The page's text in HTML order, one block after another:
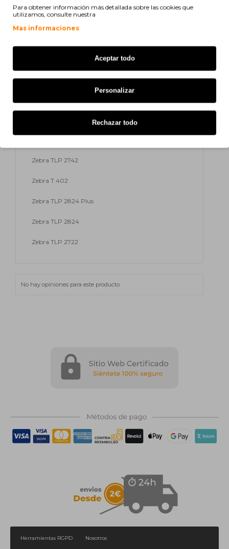
Zebra TLP 2844
Zebra TLP 3844 Z
Zebra TLP 2742
Zebra T 402
Zebra TLP 2824 Plus
Zebra TLP 2824
Zebra TLP 2722
No hay opiniones para este producto.
Herramientas RGPD
Nosotros
Para obtener información más detallada sobre las cookies que
utilizamos, consulte nuestra
Mas informaciones
Aceptar todo
Personalizar
Rechazar todo